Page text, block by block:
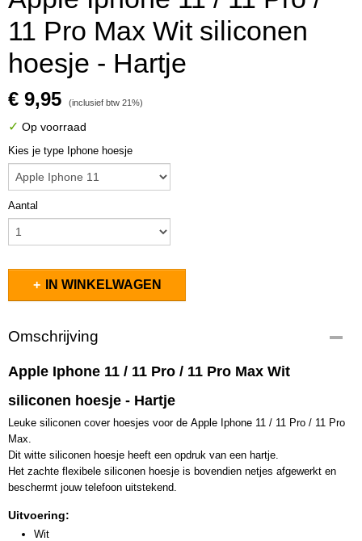
11 Pro Max Wit siliconen
hoesje - Hartje
€ 9,95 (inclusief btw 21%)
✓ Op voorraad
Kies je type Iphone hoesje
Aantal
IN WINKELWAGEN
Omschrijving
Apple Iphone 11 / 11 Pro / 11 Pro Max Wit
siliconen hoesje - Hartje
Leuke siliconen cover hoesjes voor de Apple Iphone 11 / 11 Pro / 11 Pro
Max.
Dit witte siliconen hoesje heeft een opdruk van een hartje.
Het zachte flexibele siliconen hoesje is bovendien netjes afgewerkt en
beschermt jouw telefoon uitstekend.
Uitvoering:
Wit